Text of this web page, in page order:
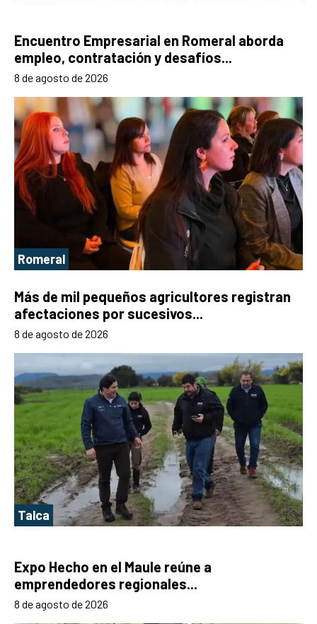
Encuentro Empresarial en Romeral aborda
empleo, contratación y desafíos...
8 de agosto de 2026
Romeral
Más de mil pequeños agricultores registran
afectaciones por sucesivos...
8 de agosto de 2026
Talca
Expo Hecho en el Maule reúne a
emprendedores regionales...
8 de agosto de 2026